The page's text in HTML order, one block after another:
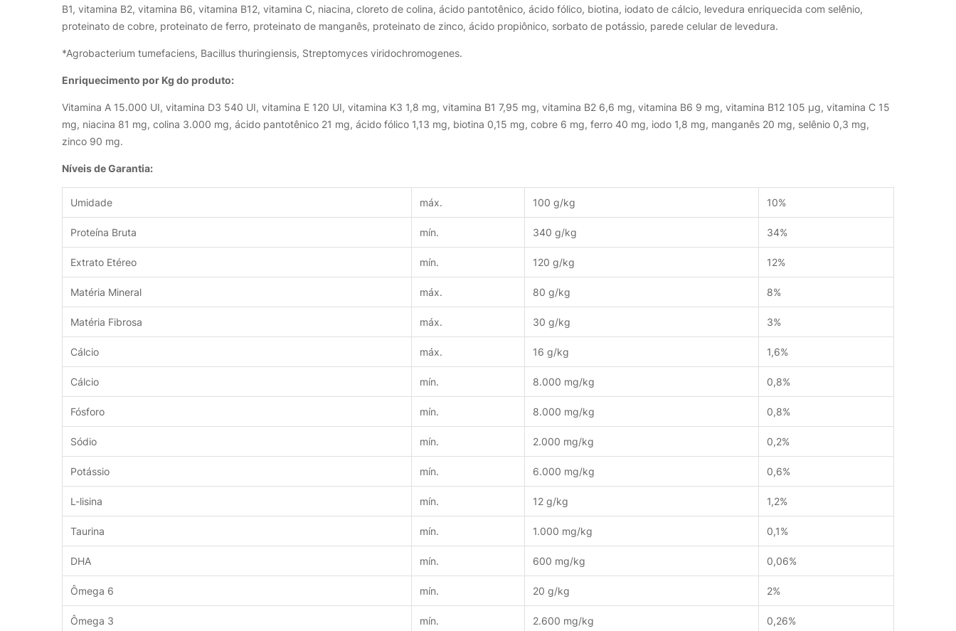
B1, vitamina B2, vitamina B6, vitamina B12, vitamina C, niacina, cloreto de colina, ácido pantotênico, ácido fólico, biotina, iodato de cálcio, levedura enriquecida com selênio,
proteinato de cobre, proteinato de ferro, proteinato de manganês, proteinato de zinco, ácido propiônico, sorbato de potássio, parede celular de levedura.
*Agrobacterium tumefaciens, Bacillus thuringiensis, Streptomyces viridochromogenes.
Enriquecimento por Kg do produto:
Vitamina A 15.000 UI, vitamina D3 540 UI, vitamina E 120 UI, vitamina K3 1,8 mg, vitamina B1 7,95 mg, vitamina B2 6,6 mg, vitamina B6 9 mg, vitamina B12 105 μg, vitamina C 15
mg, niacina 81 mg, colina 3.000 mg, ácido pantotênico 21 mg, ácido fólico 1,13 mg, biotina 0,15 mg, cobre 6 mg, ferro 40 mg, iodo 1,8 mg, manganês 20 mg, selênio 0,3 mg,
zinco 90 mg.
Níveis de Garantia:
Umidade máx. 100 g/kg 10%
Proteína Bruta mín. 340 g/kg 34%
Extrato Etéreo mín. 120 g/kg 12%
Matéria Mineral máx. 80 g/kg 8%
Matéria Fibrosa máx. 30 g/kg 3%
Cálcio máx. 16 g/kg 1,6%
Cálcio mín. 8.000 mg/kg 0,8%
Fósforo mín. 8.000 mg/kg 0,8%
Sódio mín. 2.000 mg/kg 0,2%
Potássio mín. 6.000 mg/kg 0,6%
L-lisina mín. 12 g/kg 1,2%
Taurina mín. 1.000 mg/kg 0,1%
DHA mín. 600 mg/kg 0,06%
Ômega 6 mín. 20 g/kg 2%
Ômega 3 mín. 2.600 mg/kg 0,26%